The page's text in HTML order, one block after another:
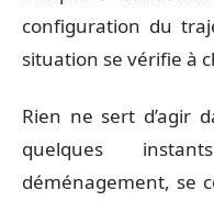
configuration du
situation se vérifie à
Rien ne sert d’agir
quelques
déménagement, se